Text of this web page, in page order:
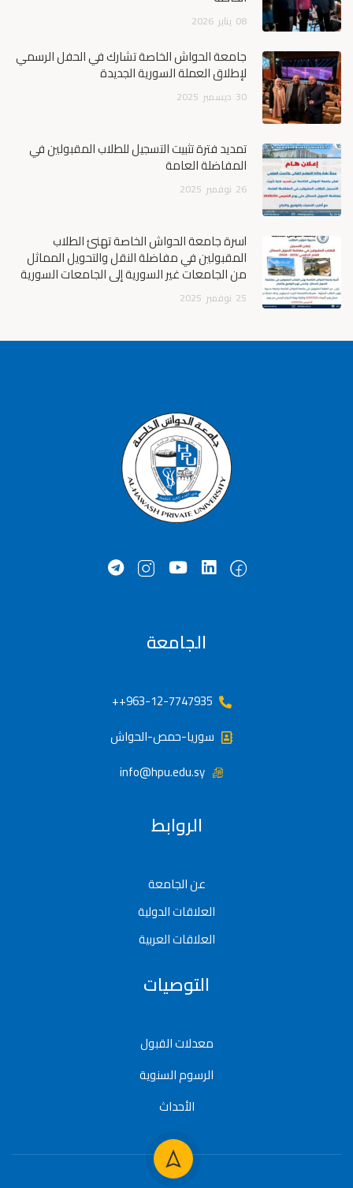
08 يناير 2026
جامعة الحواش الخاصة تشارك في الحفل الرسمي
لإطلاق العملة السورية الجديدة
30 ديسمبر 2025
تمديد فترة تثبيت التسجيل للطلاب المقبولين في
المفاضلة العامة
26 نوفمبر 2025
أسرة جامعة الحواش الخاصة تهنئ الطلاب
المقبولين في مفاضلة النقل والتحويل المماثل
من الجامعات غير السورية إلى الجامعات السورية
25 نوفمبر 2025
الجامعة
963-12-7747935++
سوريا-حمص-الحواش
info@hpu.edu.sy
الروابط
عن الجامعة
العلاقات الدولية
العلاقات العربية
التوصيات
معدلات القبول
الرسوم السنوية
الأحداث